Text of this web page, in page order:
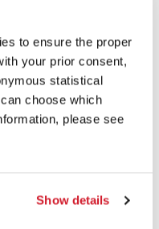
to ensure the proper
your prior consent,
statistical
choose which
please see
Show details